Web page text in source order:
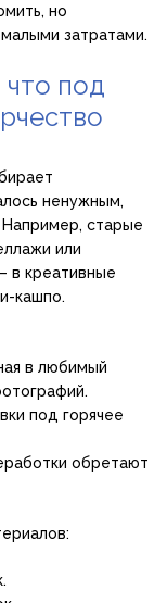
но
затратами.
под
ненужным,
Например, старые
или
в креативные
кашпо.
в любимый
под горячее
обретают